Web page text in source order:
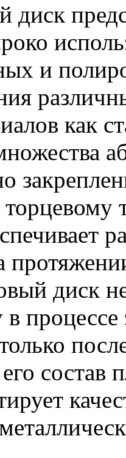
диск
и
как
торцевому
диск
процессе
состав